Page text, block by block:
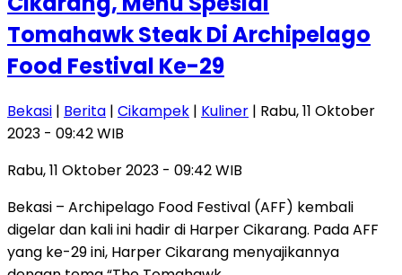
Tomahawk Steak Di Archipelago
Food Festival Ke-29
Bekasi | Berita | Cikampek | Kuliner | Rabu, 11 Oktober
2023 - 09:42 WIB
Rabu, 11 Oktober 2023 - 09:42 WIB
Bekasi – Archipelago Food Festival (AFF) kembali
digelar dan kali ini hadir di Harper Cikarang. Pada AFF
yang ke-29 ini, Harper Cikarang menyajikannya